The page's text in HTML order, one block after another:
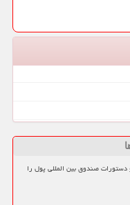
و دستورات صندوق بین المللی پول را